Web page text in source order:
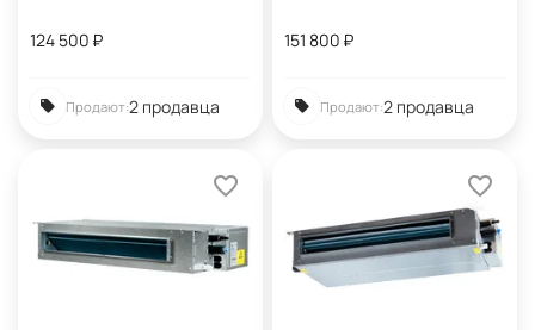
124 500 ₽
Продают:2 продавца
151 800 ₽
Продают:2 продавца